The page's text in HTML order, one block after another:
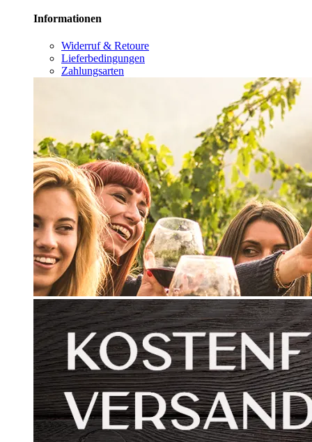
Informationen
Widerruf & Retoure
Lieferbedingungen
Zahlungsarten